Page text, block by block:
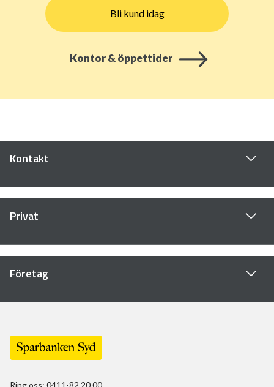
Bli kund idag
Kontor & öppettider
Kontakt
Privat
Företag
Ring oss: 0411-82 20 00